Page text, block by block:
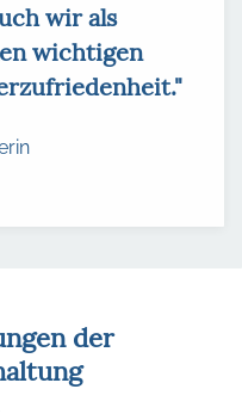
wir als
wichtigen
der